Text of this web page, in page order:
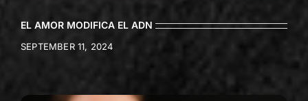
EL AMOR MODIFICA EL ADN
SEPTEMBER 11, 2024